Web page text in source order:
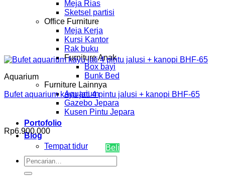
Meja Rias
Sketsel partisi
Office Furniture
Meja Kerja
Kursi Kantor
Rak buku
Furniture Anak
Box bayi
Bunk Bed
Furniture Lainnya
Aquarium
Gazebo Jepara
Kusen Pintu Jepara
Portofolio
Blog
Tempat tidur
Pencarian
untuk:
Aquarium
Bufet aquarium kayu jati 4 pintu jalusi + kanopi BHF-65
Rp6.900.000
Beli